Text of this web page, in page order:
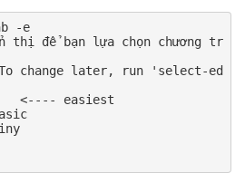
-e
thị để bạn lựa chọn chương tr
change later, run 'select-ed